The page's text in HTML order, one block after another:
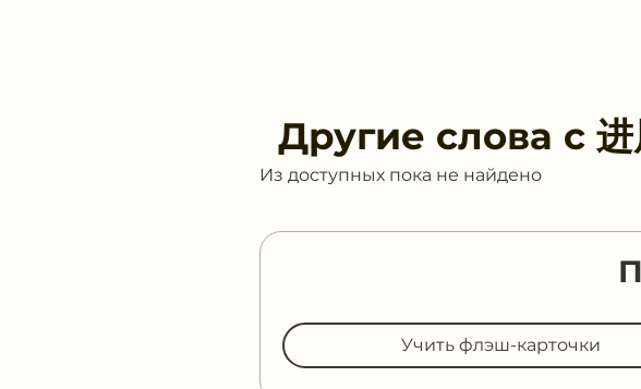
Другие слова с
Из доступных пока не найдено
Учить флэш-карточки